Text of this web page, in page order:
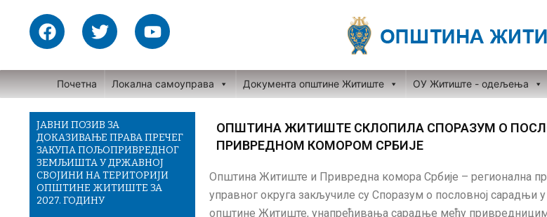
content
F
a
e
b
o
o
k
T
w
t
t
e
r
Y
o
t
u
b
Почетна Локална самоуправа Документа општине Житиште ОУ Житиште - одељења
ЈАВНИ ПОЗИВ ЗА
ДОКАЗИВАЊЕ ПРАВА ПРЕЧЕГ
ЗАКУПА ПОЉОПРИВРЕДНОГ
ЗЕМЉИШТА У ДРЖАВНОЈ
СВОЈИНИ НА ТЕРИТОРИЈИ
ОПШТИНЕ ЖИТИШТЕ ЗА
2027. ГОДИНУ
ОПШТИНА ЖИТИШТЕ СКЛОПИЛА СПОРАЗУМ О
ПРИВРЕДНОМ КОМОРОМ СРБИЈЕ
Општина Житиште и Привредна комора Србије – регионална
управног округа закључиле су Споразум о пословној сарадњи
општине Житиште, унапређивања сарадње међу